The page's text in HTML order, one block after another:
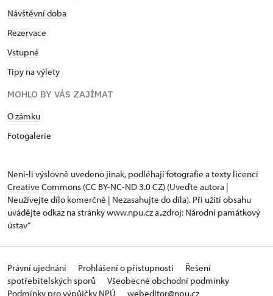
Návštěvní doba
Rezervace
Vstupné
Tipy na výlety
MOHLO BY VÁS ZAJÍMAT
O zámku
Fotogalerie
Není-li výslovně uvedeno jinak, podléhají fotografie a texty licenci
Creative Commons (CC BY-NC-ND 3.0 CZ) (Uveďte autora |
Neužívejte dílo komerčně | Nezasahujte do díla). Při užití obsahu
uvádějte odkaz na stránky www.npu.cz a „zdroj: Národní památkový
ústav“
Právní ujednání Prohlášení o přístupnosti
Řešení
spotřebitelských sporů
Všeobecné obchodní podmínky
Podmínky pro výpůjčky NPÚ
webeditor@npu.cz